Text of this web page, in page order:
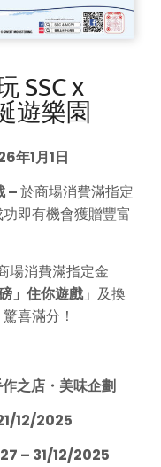
SSC x
遊樂園
年1月1日
–於商場消費滿指定
即有機會獲贈豐富
場消費滿指定金
」住你遊戲 」及換
喜滿分！
之店 ・美味企劃
12/2025
– 31/12/2025